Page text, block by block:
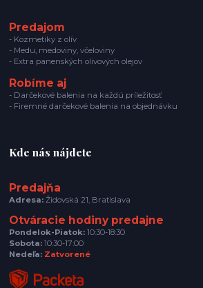
Predajom
- Kozmetiky z olív
- Medu, medoviny, včeloviny
- Extra panenských olivových olejov
Robíme aj
- Darčekové balenia na každú príležitosť
- Firemné darčekové balenia na objednávku
Kde nás nájdete
Predajňa
Adresa: Židovská 21, Bratislava
Otváracie hodiny predajne
Pondelok-Piatok: 10:30-18:30
Sobota: 10:30-17:00
Nedeľa: Zatvorené